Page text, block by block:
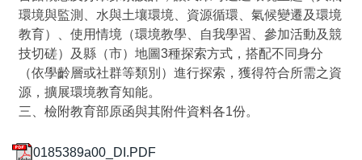
環境與監測、水與土壤環境、資源循環、氣候變遷及環境
教育）、使用情境（環境教學、自我學習、參加活動及競
技切磋）及縣（市）地圖3種探索方式，搭配不同身分
（依學齡層或社群等類別）進行探索，獲得符合所需之資
源，擴展環境教育知能。
三、檢附教育部原函與其附件資料各1份。
0185389a00_DI.PDF